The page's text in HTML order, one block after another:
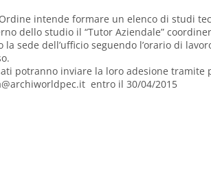
intende formare un elenco di studi
dello studio il “Tutor Aziendale”
la sede dell’ufficio seguendo l’orario di
potranno inviare la loro adesione tramite
entro il 30/04/2015